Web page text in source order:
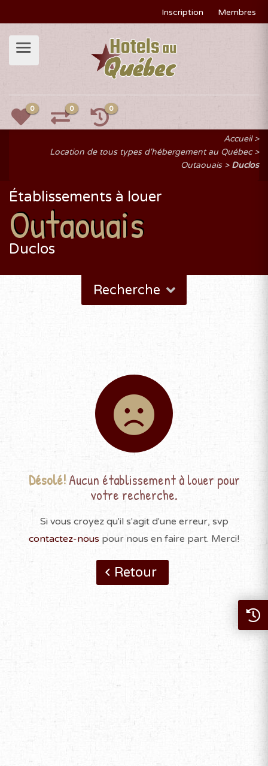
Inscription Membres
0 0 0
Accueil
Location de tous types d'hébergement au Québec
Outaouais
Duclos
Établissements à louer
Outaouais
Duclos
Recherche
Désolé!Aucun établissement à louer pour
votre recherche.
Si vous croyez qu'il s'agit d'une erreur, svp
contactez-nous pour nous en faire part. Merci!
Retour